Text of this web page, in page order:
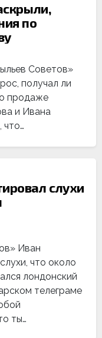
по
Советов»
получал ли
продаже
и Ивана
что…
слухи
Иван
что около
лондонский
телеграме
ты…